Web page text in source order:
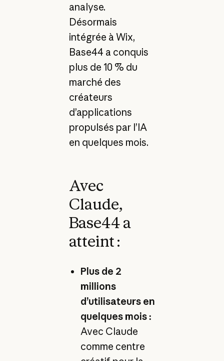
analyse.
Désormais
intégrée à Wix,
Base44 a conquis
plus de 10 % du
marché des
créateurs
d’applications
propulsés par l’IA
en quelques mois.
Avec
Claude,
Base44 a
atteint :
Plus de 2
millions
d’utilisateurs en
quelques mois :
Avec Claude
comme centre